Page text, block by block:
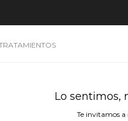
Lo sentimos,
Te invitamos